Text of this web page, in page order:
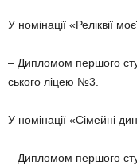
У номінації «Реліквії
– Дипломом першого
ського ліцею №3.
У номінації «Сімейні
– Дипломом першого